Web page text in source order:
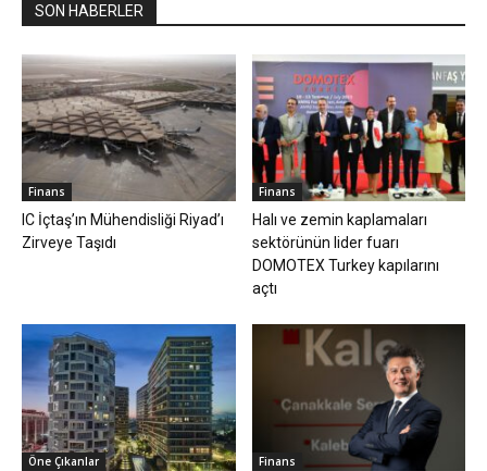
SON HABERLER
Finans
IC İçtaş’ın Mühendisliği Riyad’ı
Zirveye Taşıdı
Finans
Halı ve zemin kaplamaları
sektörünün lider fuarı
DOMOTEX Turkey kapılarını
açtı
Öne Çıkanlar Finans